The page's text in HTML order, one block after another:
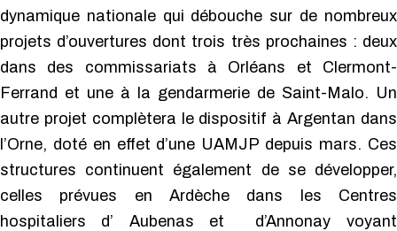
dynamique nationale qui débouche sur de nombreux
projets d’ouvertures dont trois très prochaines : deux
dans des commissariats à Orléans et Clermont-
Ferrand et une à la gendarmerie de Saint-Malo. Un
autre projet complètera le dispositif à Argentan dans
l’Orne, doté en effet d’une UAMJP depuis mars. Ces
structures continuent également de se développer,
celles prévues en Ardèche dans les Centres
hospitaliers d’ Aubenas et d’Annonay voyant